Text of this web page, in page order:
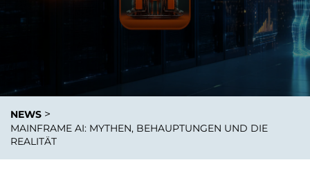
NEWS >
MAINFRAME AI: MYTHEN, BEHAUPTUNGEN UND DIE
REALITÄT